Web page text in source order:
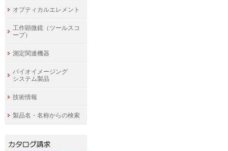
オプティカルエレメント
工作顕微鏡（ツールスコ
ープ）
測定関連機器
バイオイメージング
システム製品
技術情報
製品名・名称からの検索